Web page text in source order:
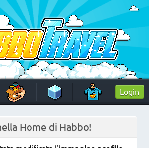
HabboTravelLogin
Home di Habbo!